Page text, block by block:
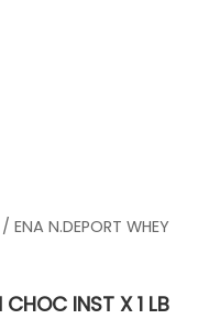
/ ENA N.DEPORT WHEY
CHOC INST X 1 LB